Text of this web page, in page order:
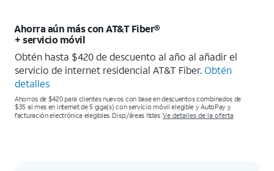
Ahorra aún más con AT&T Fiber®
+ servicio móvil
Obtén hasta $420 de descuento al año al añadir el
servicio de internet residencial AT&T Fiber.Obtén
detalles
Ahorros de $420 para clientes nuevos con base en descuentos combinados de
$35 al mes en internet de 5 giga(s) con servicio móvil elegible y AutoPay y
facturación electrónica elegibles. Disp./áreas ltdas. Ve detalles de la oferta